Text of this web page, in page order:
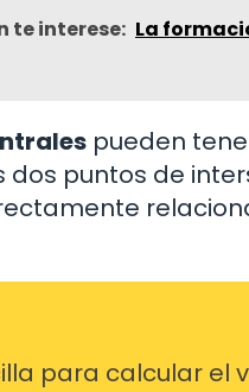
te interese: La
pueden
dos puntos de
para calcular el